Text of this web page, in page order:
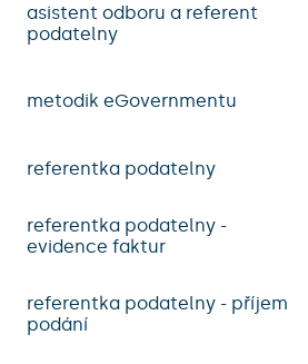
asistent odboru a referent
podatelny
metodik eGovernmentu
referentka podatelny
referentka podatelny -
evidence faktur
referentka podatelny - příjem
podání